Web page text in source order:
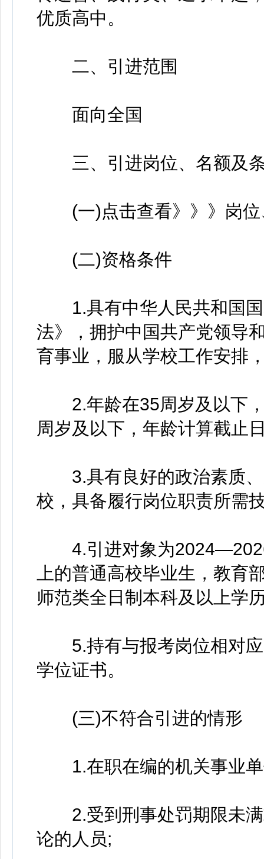
优质高中。
二、引进范围
面向全国
三、引进岗位、名额及
(一)点击查看》》》岗位
(二)资格条件
1.具有中华人民共和国国
法》，拥护中国共产党领导
育事业，服从学校工作安排
2.年龄在35周岁及以下，
周岁及以下，年龄计算截止
3.具有良好的政治素质、
校，具备履行岗位职责所需
4.引进对象为2024—2026
上的普通高校毕业生，教育
师范类全日制本科及以上学
5.持有与报考岗位相对应
学位证书。
(三)不符合引进的情形
1.在职在编的机关事业单
2.受到刑事处罚期限未满
论的人员;